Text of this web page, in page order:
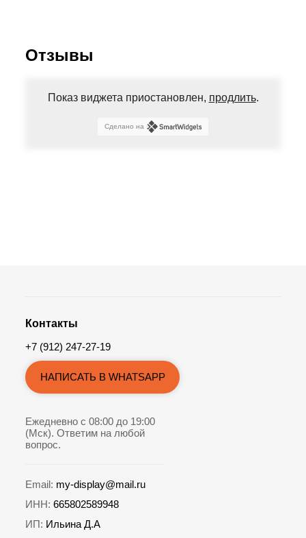
Отзывы
Показ виджета приостановлен, продлить.
Сделано на
Контакты
+7 (912) 247-27-19
НАПИСАТЬ В WHATSAPP
Ежедневно с 08:00 до 19:00
(Мск). Ответим на любой
вопрос.
Email: my-display@mail.ru
ИНН: 665802589948
ИП: Ильина Д.А